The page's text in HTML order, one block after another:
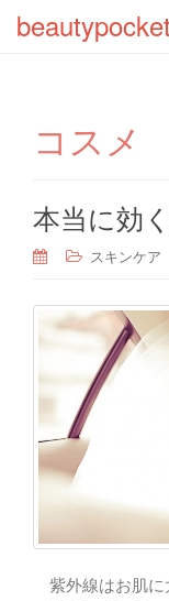
beautypocket
コスメ
本当に効
スキンケア
紫外線はお肌